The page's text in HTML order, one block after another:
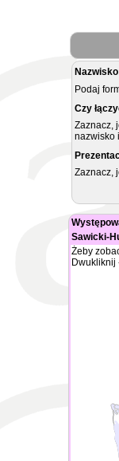
Podaj
Czy
Zaznacz,
nazwisko
Zaznacz,
Sawicki-
Żeby
Dwukliknij